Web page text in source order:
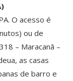
O acesso é
ou de
– Maracanã –
as casas
de barro e